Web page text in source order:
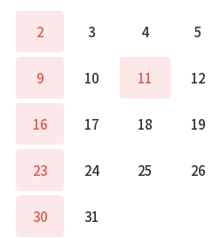
2 3 4 5
9 10 11 12
16 17 18 19
23 24 25 26
30 31